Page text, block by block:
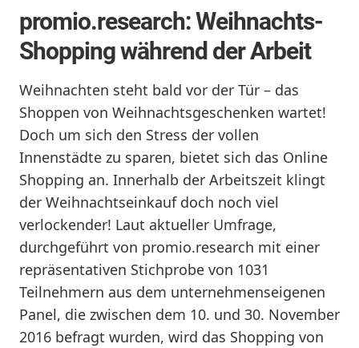
promio.research: Weihnachts-
Shopping während der Arbeit
Weihnachten steht bald vor der Tür – das
Shoppen von Weihnachtsgeschenken wartet!
Doch um sich den Stress der vollen
Innenstädte zu sparen, bietet sich das Online
Shopping an. Innerhalb der Arbeitszeit klingt
der Weihnachtseinkauf doch noch viel
verlockender! Laut aktueller Umfrage,
durchgeführt von promio.research mit einer
repräsentativen Stichprobe von 1031
Teilnehmern aus dem unternehmenseigenen
Panel, die zwischen dem 10. und 30. November
2016 befragt wurden, wird das Shopping von